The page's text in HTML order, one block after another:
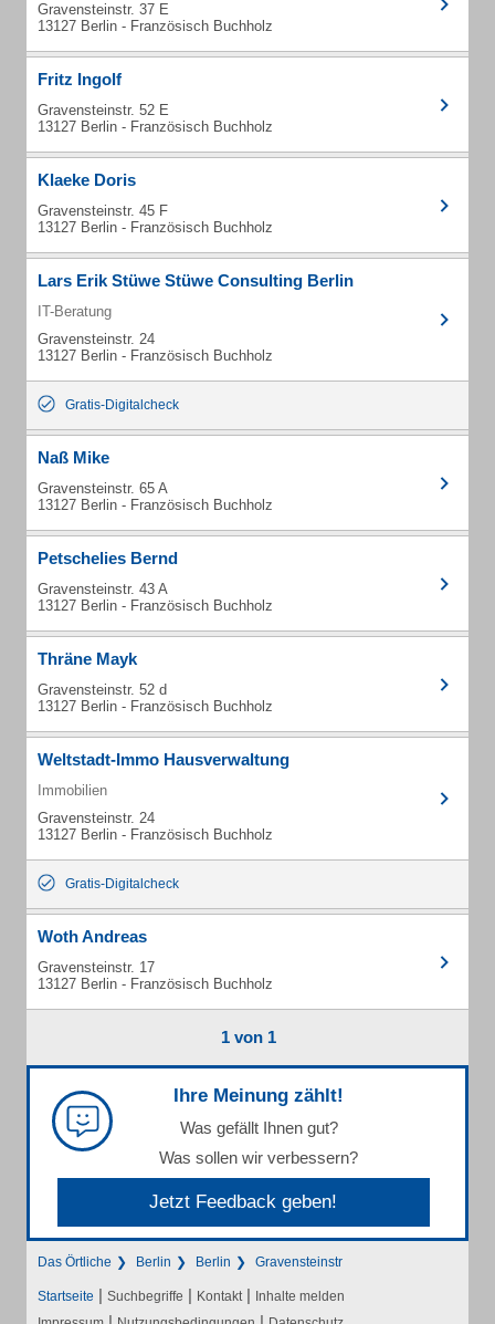
Gravensteinstr. 37 E
13127 Berlin - Französisch Buchholz
Fritz Ingolf
Gravensteinstr. 52 E
13127 Berlin - Französisch Buchholz
Klaeke Doris
Gravensteinstr. 45 F
13127 Berlin - Französisch Buchholz
Lars Erik Stüwe Stüwe Consulting Berlin
IT-Beratung
Gravensteinstr. 24
13127 Berlin - Französisch Buchholz
Gratis-Digitalcheck
Naß Mike
Gravensteinstr. 65 A
13127 Berlin - Französisch Buchholz
Petschelies Bernd
Gravensteinstr. 43 A
13127 Berlin - Französisch Buchholz
Thräne Mayk
Gravensteinstr. 52 d
13127 Berlin - Französisch Buchholz
Weltstadt-Immo Hausverwaltung
Immobilien
Gravensteinstr. 24
13127 Berlin - Französisch Buchholz
Gratis-Digitalcheck
Woth Andreas
Gravensteinstr. 17
13127 Berlin - Französisch Buchholz
1 von 1
Ihre Meinung zählt!
Was gefällt Ihnen gut?
Was sollen wir verbessern?
Jetzt Feedback geben!
Das Örtliche Berlin Berlin Gravensteinstr
Startseite | Suchbegriffe | Kontakt | Inhalte melden